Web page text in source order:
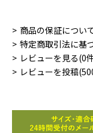
商品の保証につい
特定商取引法に基
レビューを見る(0
レビューを投稿